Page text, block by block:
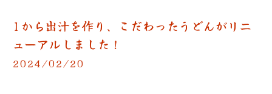
1から出汁を作り、こだわったうどんがリニ
ューアルしました！
2024/02/20